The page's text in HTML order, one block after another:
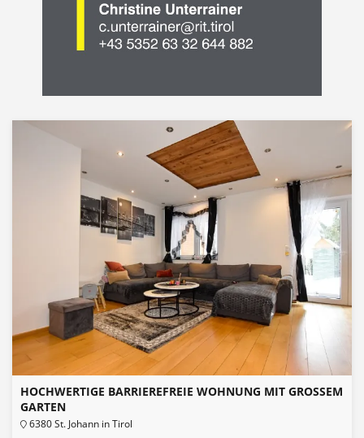
HOCHWERTIGE BARRIEREFREIE WOHNUNG MIT GROSSEM G
ARTEN
6380 St. Johann in Tirol